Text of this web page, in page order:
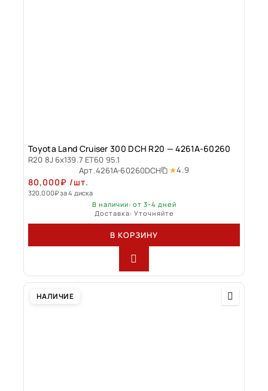
Toyota Land Cruiser 300 DCH R20 — 4261A-60260
R20 8J 6x139.7 ET60 95.1
Арт.4261A-60260DCH 4.9
80,000₽ /шт.
320,000₽за 4 диска
В наличии: от 3-4 дней
Доставка: Уточняйте
В КОРЗИНУ
НАЛИЧИЕ